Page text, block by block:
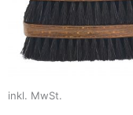
inkl. MwSt.
weist
mehrere
Varianten